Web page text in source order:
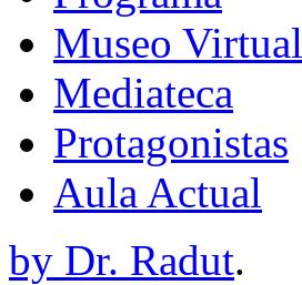
Museo Virtual
Mediateca
Protagonistas
Aula Actual
by Dr. Radut.